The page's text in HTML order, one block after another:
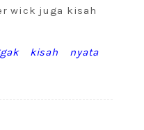
wick juga kisah
kisah nyata